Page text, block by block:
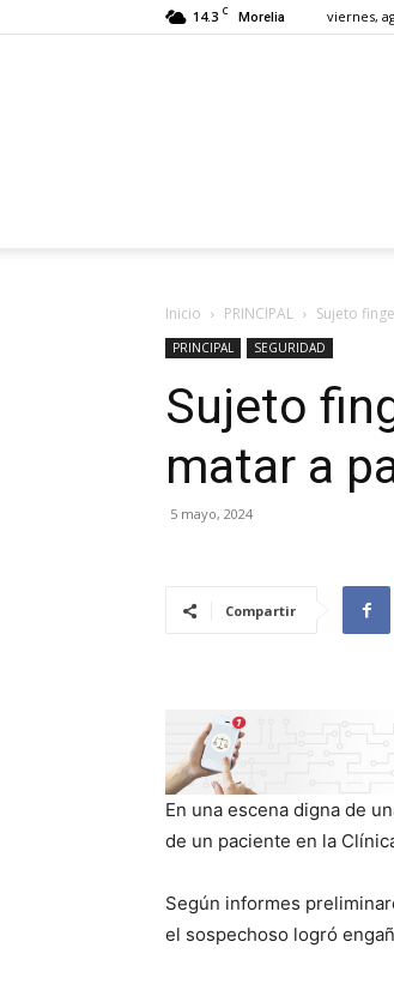
14.3 C Morelia viernes,
Inicio PRINCIPAL Sujeto
PRINCIPAL SEGURIDAD
Sujeto
matar a
5 mayo, 2024
Compartir
En una escena digna de
de un paciente en la
Según informes
el sospechoso logró